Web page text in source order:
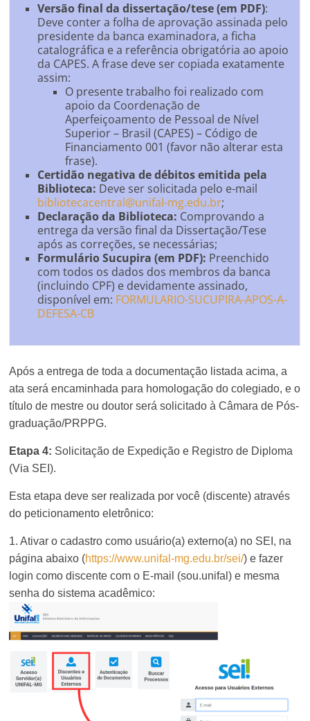
Versão final da dissertação/tese (em PDF):
Deve conter a folha de aprovação assinada pelo
presidente da banca examinadora, a ficha
catalográfica e a referência obrigatória ao apoio
da CAPES. A frase deve ser copiada exatamente
assim:
O presente trabalho foi realizado com
apoio da Coordenação de
Aperfeiçoamento de Pessoal de Nível
Superior – Brasil (CAPES) – Código de
Financiamento 001 (favor não alterar esta
frase).
Certidão negativa de débitos emitida pela
Biblioteca: Deve ser solicitada pelo e-mail
bibliotecacentral@unifal-mg.edu.br;
Declaração da Biblioteca: Comprovando a
entrega da versão final da Dissertação/Tese
após as correções, se necessárias;
Formulário Sucupira (em PDF): Preenchido
com todos os dados dos membros da banca
(incluindo CPF) e devidamente assinado,
disponível em: FORMULARIO-SUCUPIRA-APOS-A-
DEFESA-CB
Após a entrega de toda a documentação listada acima, a
ata será encaminhada para homologação do colegiado, e o
título de mestre ou doutor será solicitado à Câmara de Pós-
graduação/PRPPG.
Etapa 4: Solicitação de Expedição e Registro de Diploma
(Via SEI).
Esta etapa deve ser realizada por você (discente) através
do peticionamento eletrônico:
1. Ativar o cadastro como usuário(a) externo(a) no SEI, na
página abaixo (https://www.unifal-mg.edu.br/sei/) e fazer
login como discente com o E-mail (sou.unifal) e mesma
senha do sistema acadêmico: